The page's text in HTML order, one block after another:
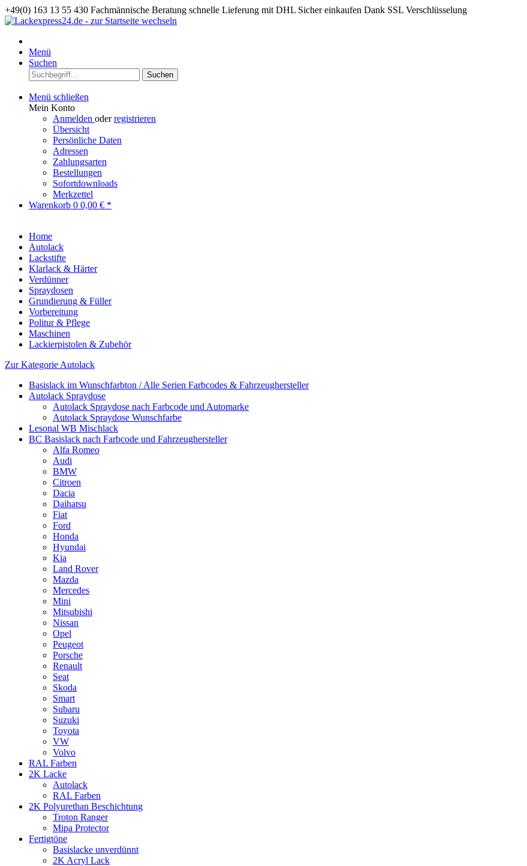
+49(0) 163 13 55 430 Fachmännische Beratung schnelle Lieferung mit DHL Sicher einkaufen Dank SSL Verschlüsselung
Menü
Suchen
Suchen
Menü schließen
Mein Konto
Anmelden oderregistrieren
Übersicht
Persönliche Daten
Adressen
Zahlungsarten
Bestellungen
Sofortdownloads
Merkzettel
Warenkorb 0 0,00 € *
Home
Autolack
Lackstifte
Klarlack & Härter
Verdünner
Spraydosen
Grundierung & Füller
Vorbereitung
Politur & Pflege
Maschinen
Lackierpistolen & Zubehör
Zur Kategorie Autolack
Basislack im Wunschfarbton / Alle Serien Farbcodes & Fahrzeughersteller
Autolack Spraydose
Autolack Spraydose nach Farbcode und Automarke
Autolack Spraydose Wunschfarbe
Lesonal WB Mischlack
BC Basislack nach Farbcode und Fahrzeughersteller
Alfa Romeo
Audi
BMW
Citroen
Dacia
Daihatsu
Fiat
Ford
Honda
Hyundai
Kia
Land Rover
Mazda
Mercedes
Mini
Mitsubishi
Nissan
Opel
Peugeot
Porsche
Renault
Seat
Skoda
Smart
Subaru
Suzuki
Toyota
VW
Volvo
RAL Farben
2K Lacke
Autolack
RAL Farben
2K Polyurethan Beschichtung
Troton Ranger
Mipa Protector
Fertigtöne
Basislacke unverdünnt
2K Acryl Lack